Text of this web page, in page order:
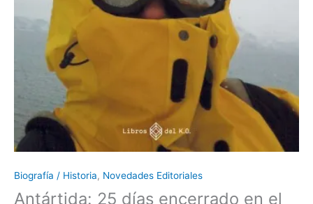
Biografía / Historia, Novedades Editoriales
Antártida: 25 días encerrado en el